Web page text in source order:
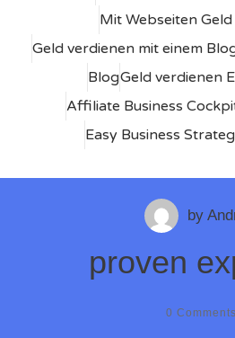
Mit Webseiten
Geld verdienen mit einem
BlogGeld verdienen
Affiliate Business
Easy Business
by
proven
0 Comments